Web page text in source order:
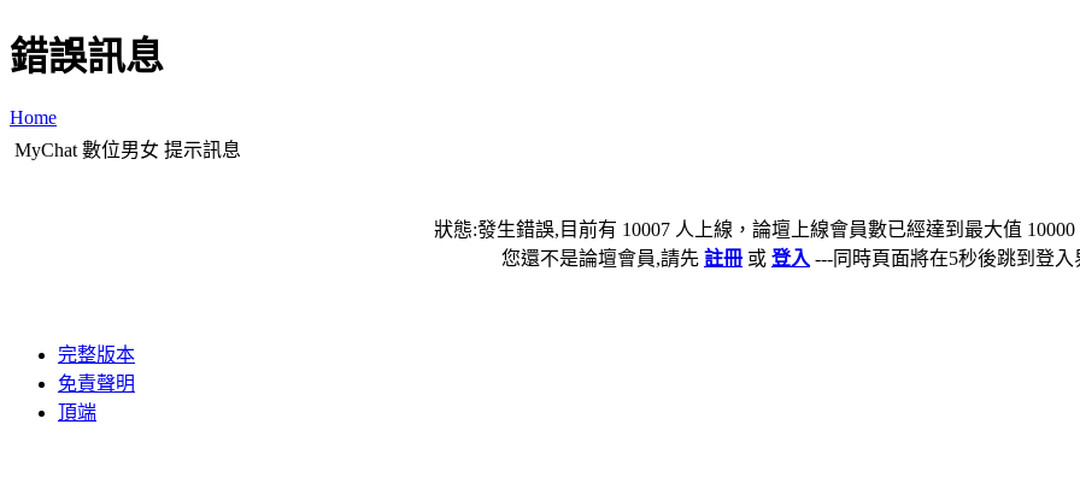
錯誤訊息
Home
MyChat 數位男女 提示訊息
狀態:發生錯誤,目前有 10007 人上線，論壇上線會員數已經達到最大值
您還不是論壇會員,請先 註冊 或 登入 ---同時頁面將在5秒後跳到登入
完整版本
免責聲明
頂端